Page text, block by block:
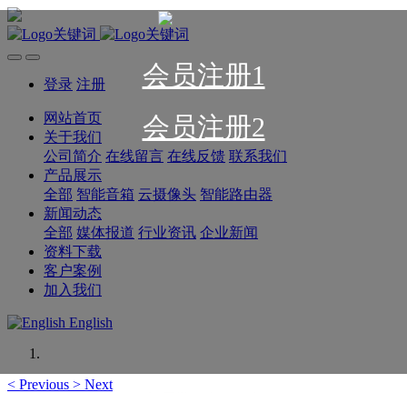
会员注册1
会员注册2
登录 注册
网站首页
关于我们
公司简介 在线留言 在线反馈 联系我们
产品展示
全部 智能音箱 云摄像头 智能路由器
新闻动态
全部 媒体报道 行业资讯 企业新闻
资料下载
客户案例
加入我们
English
< Previous > Next